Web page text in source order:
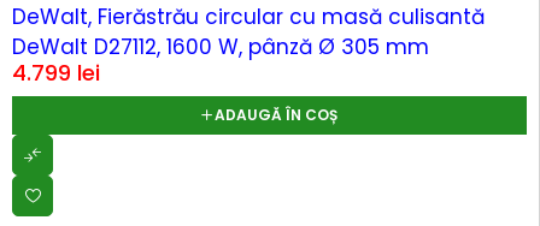
DeWalt, Fierăstrău circular cu masă culisantă
DeWalt D27112, 1600 W, pânză Ø 305 mm
4.799 lei
ADAUGĂ ÎN COȘ